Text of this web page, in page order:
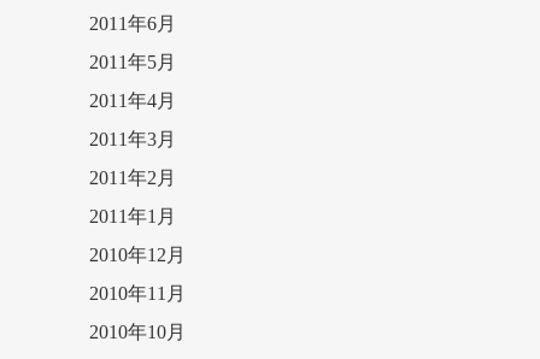
2011年6月
2011年5月
2011年4月
2011年3月
2011年2月
2011年1月
2010年12月
2010年11月
2010年10月